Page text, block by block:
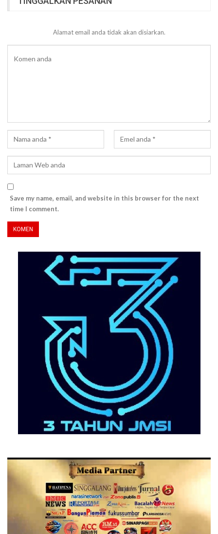
Alamat email anda tidak akan disiarkan.
Save my name, email, and website in this browser for the next
time I comment.